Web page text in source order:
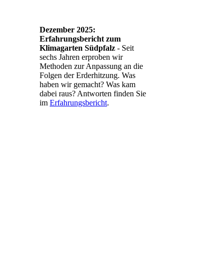
Dezember 2025:
Erfahrungsbericht zum
Klimagarten Südpfalz - Seit
sechs Jahren erproben wir
Methoden zur Anpassung an die
Folgen der Erderhitzung. Was
haben wir gemacht? Was kam
dabei raus? Antworten finden Sie
im Erfahrungsbericht.